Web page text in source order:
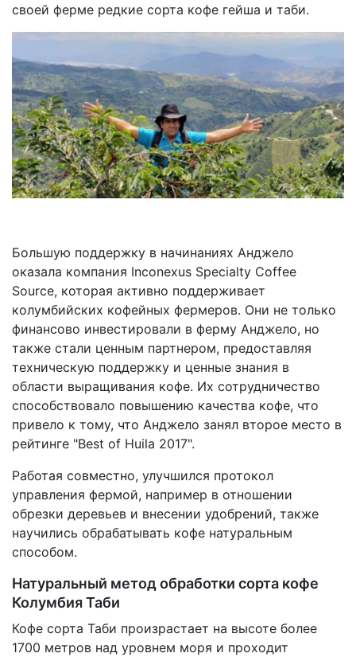
своей ферме редкие сорта кофе гейша и таби.
Большую поддержку в начинаниях Анджело
оказала компания Inconexus Specialty Coffee
Source, которая активно поддерживает
колумбийских кофейных фермеров. Они не только
финансово инвестировали в ферму Анджело, но
также стали ценным партнером, предоставляя
техническую поддержку и ценные знания в
области выращивания кофе. Их сотрудничество
способствовало повышению качества кофе, что
привело к тому, что Анджело занял второе место в
рейтинге "Best of Huila 2017".
Работая совместно, улучшился протокол
управления фермой, например в отношении
обрезки деревьев и внесении удобрений, также
научились обрабатывать кофе натуральным
способом.
Натуральный метод обработки сорта кофе
Колумбия Таби
Кофе сорта Таби произрастает на высоте более
1700 метров над уровнем моря и проходит